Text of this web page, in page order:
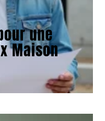
une
Maison